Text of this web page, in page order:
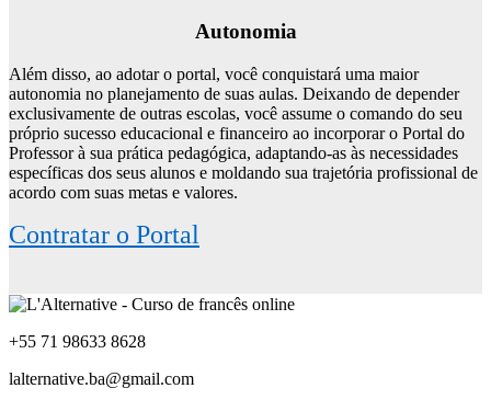
Autonomia
Além disso, ao adotar o portal, você conquistará uma maior
autonomia no planejamento de suas aulas. Deixando de depender
exclusivamente de outras escolas, você assume o comando do seu
próprio sucesso educacional e financeiro ao incorporar o Portal do
Professor à sua prática pedagógica, adaptando-as às necessidades
específicas dos seus alunos e moldando sua trajetória profissional de
acordo com suas metas e valores.
Contratar o Portal
+55 71 98633 8628
lalternative.ba@gmail.com